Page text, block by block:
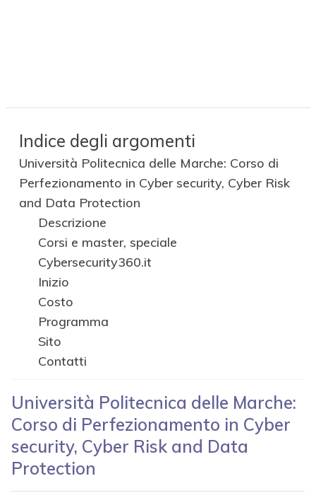
Indice degli argomenti
Università Politecnica delle Marche: Corso di
Perfezionamento in Cyber security, Cyber Risk
and Data Protection
Descrizione
Corsi e master, speciale
Cybersecurity360.it
Inizio
Costo
Programma
Sito
Contatti
Università Politecnica delle Marche:
Corso di Perfezionamento in Cyber
security, Cyber Risk and Data
Protection